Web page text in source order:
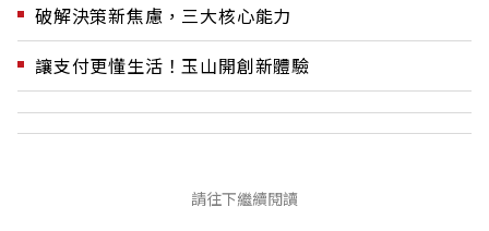
破解決策新焦慮，三大核心能力
讓支付更懂生活！玉山開創新體驗
請往下繼續閱讀